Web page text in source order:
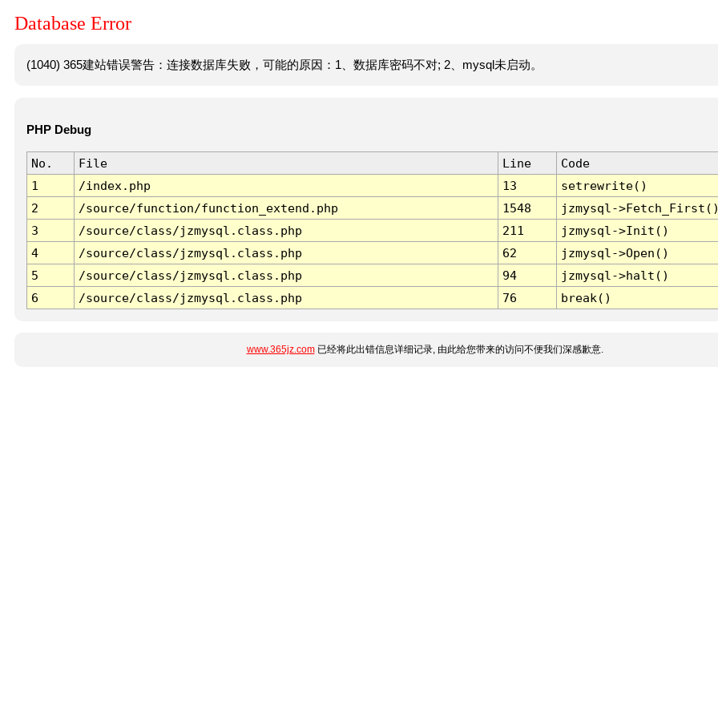
Database Error
(1040) 365建站错误警告：连接数据库失败，可能的原因：1、数据库密码不对; 2、mysql未启动。
PHP Debug
No. File Line
Code
1
/index.php 13
setrewrite()
2
/source/function/function_extend.php 1548
jzmysql-
3
/source/class/jzmysql.class.php 211
jzmysql->Init()
4
/source/class/jzmysql.class.php 62
jzmysql->Open()
5
/source/class/jzmysql.class.php 94
jzmysql->halt()
6
/source/class/jzmysql.class.php 76 break()
www.365jz.com已经将此出错信息详细记录, 由此给您带来的访问不便我们深感歉意.